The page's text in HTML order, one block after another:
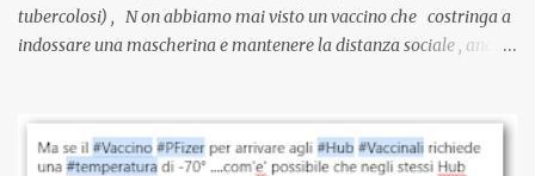
tubercolosi) , N on abbiamo mai visto un vaccino che costringa a
indossare una mascherina e mantenere la distanza sociale , anche
vaccinazione. Non avevamo mai sentito parlare di ricompense,
sconti, incentivi per vaccinarsi. Non avevamo mai visto